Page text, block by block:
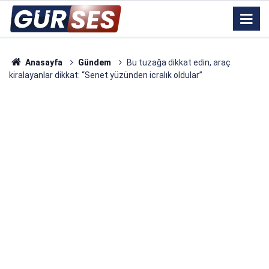
Anasayfa Gündem
Bu tuzağa dikkat edin, araç
kiralayanlar dikkat: “Senet yüzünden icralık oldular”